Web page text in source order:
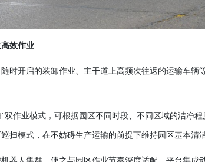
效作业
时开启的装卸作业、主干道上高频次往返的运输车辆
”双作业模式，可根据园区不同时段、不同区域的洁净
扫模式，在不妨碍生产运输的前提下维持园区基本清洁